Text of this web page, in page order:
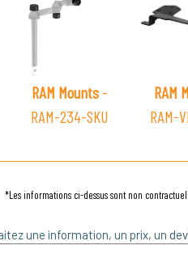
RAM Mounts-
RAM-234-SKU
RAM
RAM-
*Les informations ci-dessus sont non
une information, un prix, un